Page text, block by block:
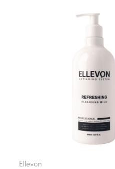
ellevon